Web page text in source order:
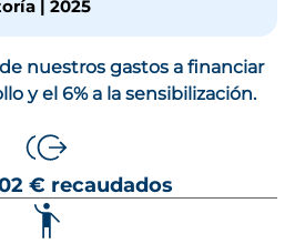
| 2025
nuestros gastos a financiar
y el 6% a la sensibilización.
€ recaudados